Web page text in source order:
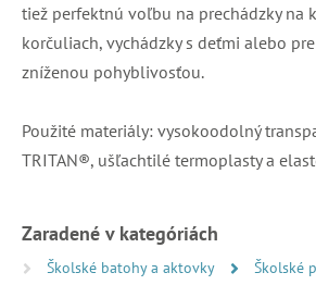
tiež perfektnú voľbu na prechádzky na
korčuliach, vychádzky s deťmi alebo
zníženou pohyblivosťou.
Použité materiály: vysokoodolný
TRITAN®, ušľachtilé termoplasty a
Zaradené v kategóriách
Školské batohy a aktovky
Školské